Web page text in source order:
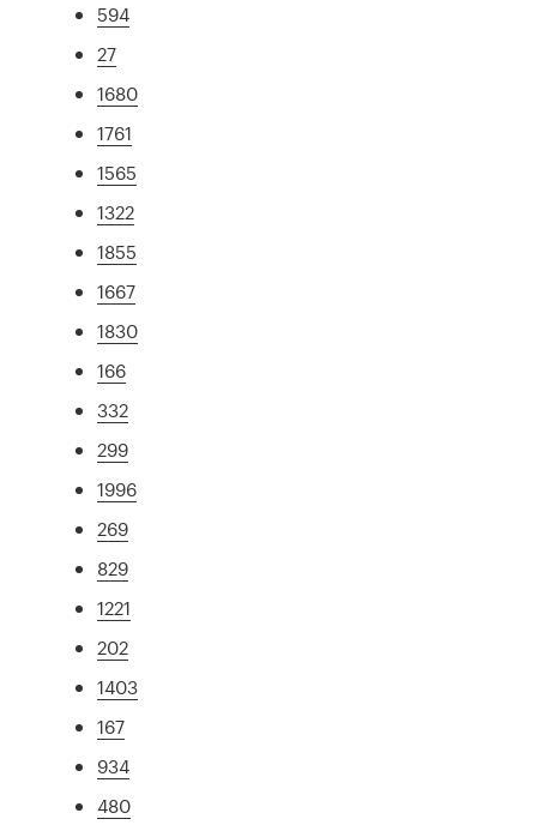
594
27
1680
1761
1565
1322
1855
1667
1830
166
332
299
1996
269
829
1221
202
1403
167
934
480